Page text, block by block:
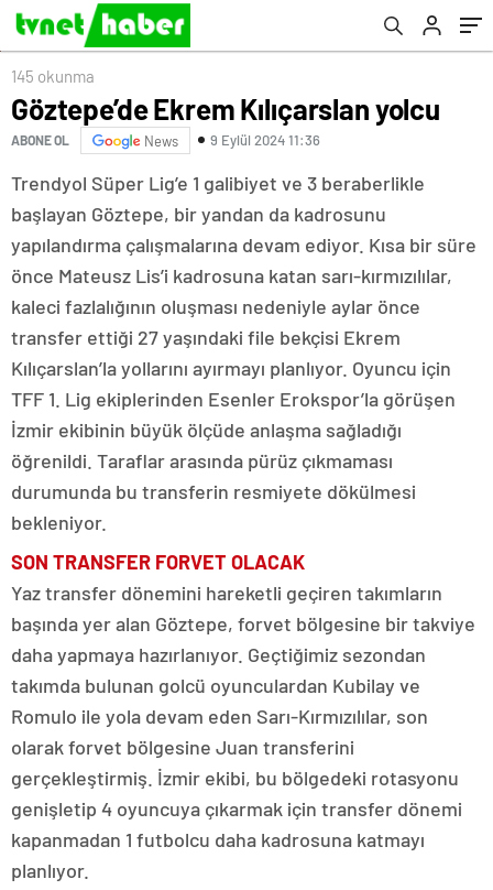
145 okunma
Göztepe’de Ekrem Kılıçarslan yolcu
ABONE OL News 9 Eylül 2024 11:36
Trendyol Süper Lig’e 1 galibiyet ve 3 beraberlikle
başlayan Göztepe, bir yandan da kadrosunu
yapılandırma çalışmalarına devam ediyor. Kısa bir süre
önce Mateusz Lis’i kadrosuna katan sarı-kırmızılılar,
kaleci fazlalığının oluşması nedeniyle aylar önce
transfer ettiği 27 yaşındaki file bekçisi Ekrem
Kılıçarslan’la yollarını ayırmayı planlıyor. Oyuncu için
TFF 1. Lig ekiplerinden Esenler Erokspor’la görüşen
İzmir ekibinin büyük ölçüde anlaşma sağladığı
öğrenildi. Taraflar arasında pürüz çıkmaması
durumunda bu transferin resmiyete dökülmesi
bekleniyor.
SON TRANSFER FORVET OLACAK
Yaz transfer dönemini hareketli geçiren takımların
başında yer alan Göztepe, forvet bölgesine bir takviye
daha yapmaya hazırlanıyor. Geçtiğimiz sezondan
takımda bulunan golcü oyunculardan Kubilay ve
Romulo ile yola devam eden Sarı-Kırmızılılar, son
olarak forvet bölgesine Juan transferini
gerçekleştirmiş. İzmir ekibi, bu bölgedeki rotasyonu
genişletip 4 oyuncuya çıkarmak için transfer dönemi
kapanmadan 1 futbolcu daha kadrosuna katmayı
planlıyor.